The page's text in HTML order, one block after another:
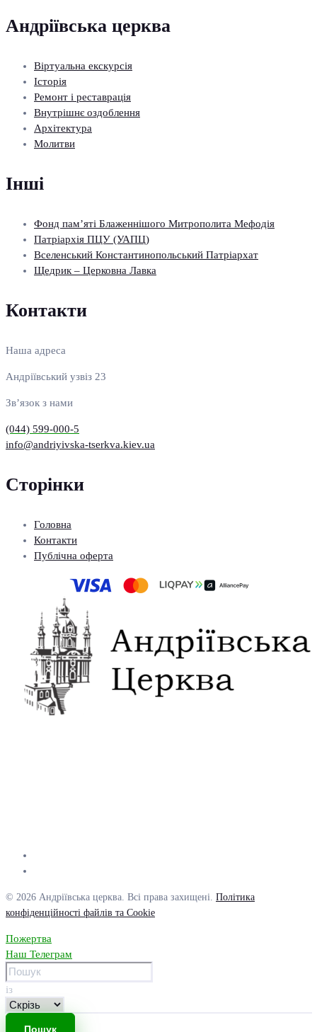
Андріївська церква
Віртуальна екскурсія
Історія
Ремонт і реставрація
Внутрішнє оздоблення
Архітектура
Молитви
Інші
Фонд пам’яті Блаженнішого Митрополита Мефодія
Патріархія ПЦУ (УАПЦ)
Вселенський Константинопольський Патріархат
Щедрик – Церковна Лавка
Контакти
Наша адреса
Андріївський узвіз 23
Зв’язок з нами
(044) 599-000-5
info@andriyivska-tserkva.kiev.ua
Сторінки
Головна
Контакти
Публічна оферта
© 2026 Андріївська церква. Всі права захищені. Політика
конфіденційності файлів та Cookie
Пожертва
Наш Телеграм
із